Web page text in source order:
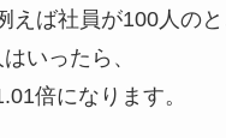
えば社員が100人のと
いったら、
倍になります。